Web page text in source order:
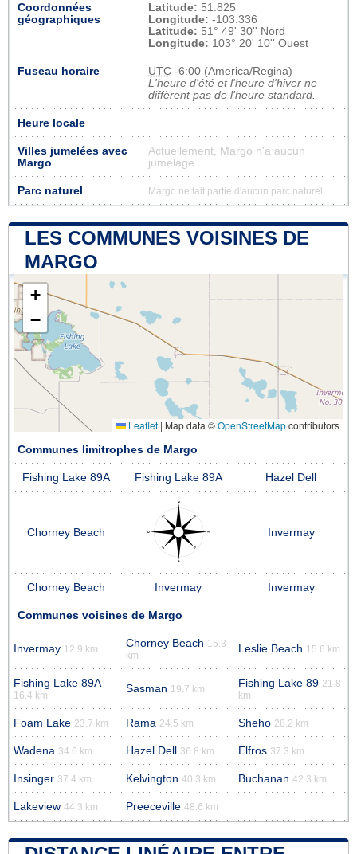
Coordonnées
géographiques
Latitude: 51.825
Longitude: -103.336
Latitude: 51° 49' 30'' Nord
Longitude: 103° 20' 10'' Ouest
Fuseau horaire UTC -6:00 (America/Regina)
L'heure d'été et l'heure d'hiver ne
diffèrent pas de l'heure standard.
Heure locale
Villes jumelées avec
Margo
Actuellement, Margo n'a aucun
jumelage
Parc naturel Margo ne fait partie d'aucun parc naturel
LES COMMUNES VOISINES DE
MARGO
+
−
Leaflet | Map data ©OpenStreetMapcontributors
Communes limitrophes de Margo
Fishing Lake 89A Fishing Lake 89A Hazel Dell
Chorney Beach Invermay
Chorney Beach Invermay Invermay
Communes voisines de Margo
Invermay 12.9 km Chorney Beach 15.3
km
Leslie Beach 15.6 km
Fishing Lake 89A
16.4 km
Sasman 19.7 km Fishing Lake 89 21.8
km
Foam Lake 23.7 km Rama 24.5 km Sheho 28.2 km
Wadena 34.6 km Hazel Dell 36.8 km Elfros 37.3 km
Insinger 37.4 km Kelvington 40.3 km Buchanan 42.3 km
Lakeview 44.3 km Preeceville 48.6 km